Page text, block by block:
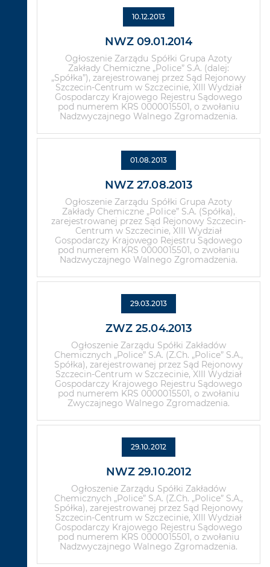
10.12.2013
NWZ 09.01.2014
Ogłoszenie Zarządu Spółki Grupa Azoty
Zakłady Chemiczne „Police” S.A. (dalej:
„Spółka”), zarejestrowanej przez Sąd Rejonowy
Szczecin-Centrum w Szczecinie, XIII Wydział
Gospodarczy Krajowego Rejestru Sądowego
pod numerem KRS 0000015501, o zwołaniu
Nadzwyczajnego Walnego Zgromadzenia.
01.08.2013
NWZ 27.08.2013
Ogłoszenie Zarządu Spółki Grupa Azoty
Zakłady Chemiczne „Police” S.A. (Spółka),
zarejestrowanej przez Sąd Rejonowy Szczecin-
Centrum w Szczecinie, XIII Wydział
Gospodarczy Krajowego Rejestru Sądowego
pod numerem KRS 0000015501, o zwołaniu
Nadzwyczajnego Walnego Zgromadzenia.
29.03.2013
ZWZ 25.04.2013
Ogłoszenie Zarządu Spółki Zakładów
Chemicznych „Police” S.A. (Z.Ch. „Police” S.A.,
Spółka), zarejestrowanej przez Sąd Rejonowy
Szczecin-Centrum w Szczecinie, XIII Wydział
Gospodarczy Krajowego Rejestru Sądowego
pod numerem KRS 0000015501, o zwołaniu
Zwyczajnego Walnego Zgromadzenia.
29.10.2012
NWZ 29.10.2012
Ogłoszenie Zarządu Spółki Zakładów
Chemicznych „Police” S.A. (Z.Ch. „Police” S.A.,
Spółka), zarejestrowanej przez Sąd Rejonowy
Szczecin-Centrum w Szczecinie, XIII Wydział
Gospodarczy Krajowego Rejestru Sądowego
pod numerem KRS 0000015501, o zwołaniu
Nadzwyczajnego Walnego Zgromadzenia.